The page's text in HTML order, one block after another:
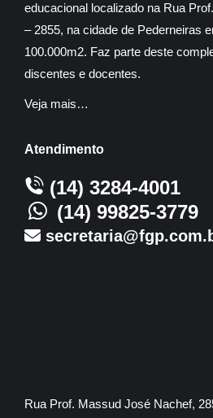
educacional localizado na Rua
– 2855, na cidade de Pederneiras
100.000m2. Faz parte deste
discentes e docentes.
Veja mais…
Atendimento
(14) 3284-4001
(14) 99825-3779
Rua Prof. Massud José Nachef,